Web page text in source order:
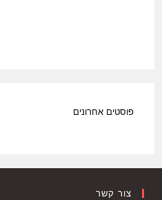
פוסטים אחרונים
צור קשר